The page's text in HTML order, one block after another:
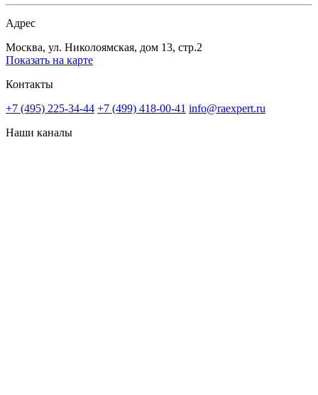
Адрес
Москва, ул. Николоямская, дом 13, стр.2
Показать на карте
Контакты
+7 (495) 225-34-44 +7 (499) 418-00-41 info@raexpert.ru
Наши каналы